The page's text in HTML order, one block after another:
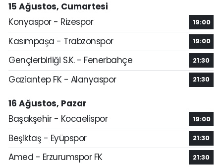
15 Ağustos, Cumartesi
Konyaspor - Rizespor
19:00
Kasımpaşa - Trabzonspor 19:00
Gençlerbirliği S.K. - Fenerbahçe 21:30
Gaziantep FK - Alanyaspor 21:30
16 Ağustos, Pazar
Başakşehir - Kocaelispor
19:00
Beşiktaş - Eyüpspor 21:30
Amed - Erzurumspor FK 21:30